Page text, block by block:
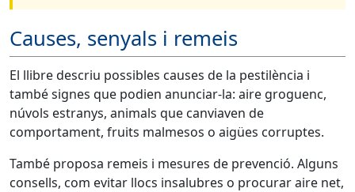
Causes, senyals i remeis
El llibre descriu possibles causes de la pestilència i
també signes que podien anunciar-la: aire groguenc,
núvols estranys, animals que canviaven de
comportament, fruits malmesos o aigües corruptes.
També proposa remeis i mesures de prevenció. Alguns
consells, com evitar llocs insalubres o procurar aire net,